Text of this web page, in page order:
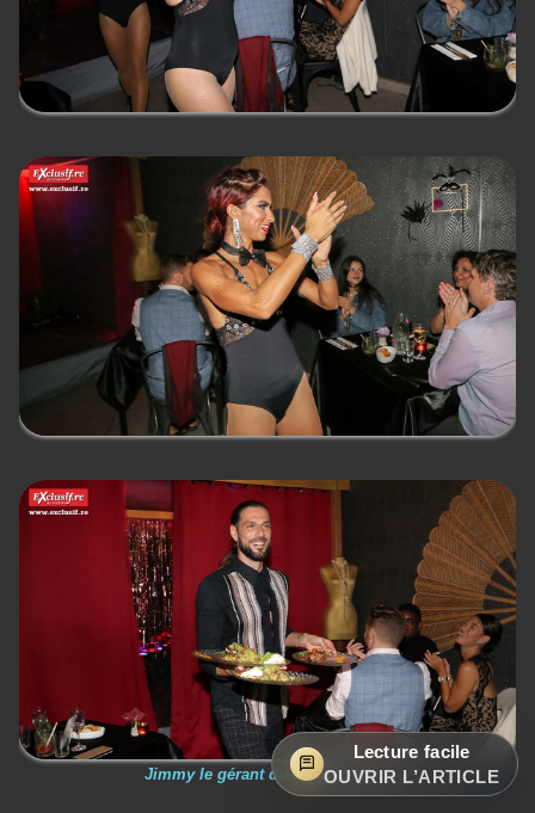
Jimmy le gérant du Bistro Bancal
Lecture facile
OUVRIR L’ARTICLE